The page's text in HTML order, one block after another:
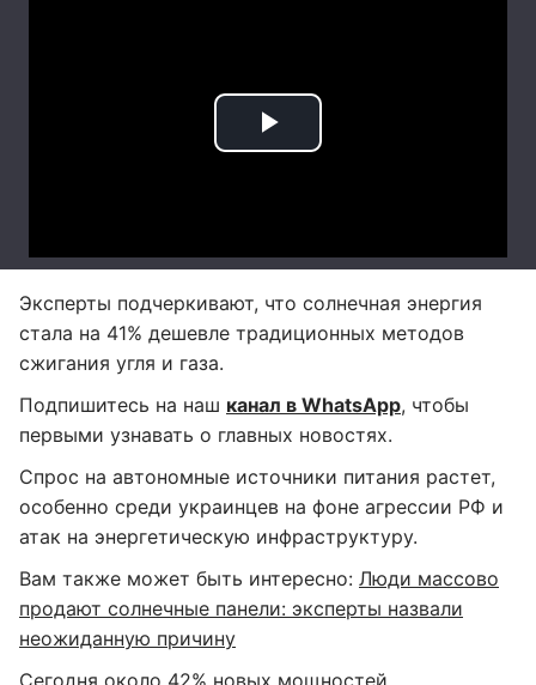
Эксперты подчеркивают, что солнечная энергия
стала на 41% дешевле традиционных методов
сжигания угля и газа.
Подпишитесь на наш канал в WhatsApp, чтобы
первыми узнавать о главных новостях.
Спрос на автономные источники питания растет,
особенно среди украинцев на фоне агрессии РФ и
атак на энергетическую инфраструктуру.
Вам также может быть интересно: Люди массово
продают солнечные панели: эксперты назвали
неожиданную причину
Сегодня около 42% новых мощностей